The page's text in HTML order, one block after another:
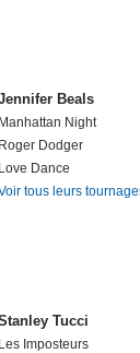
Beals
Manhattan Night
Roger Dodger
Love Dance
tous leurs
Tucci
Les Imposteurs